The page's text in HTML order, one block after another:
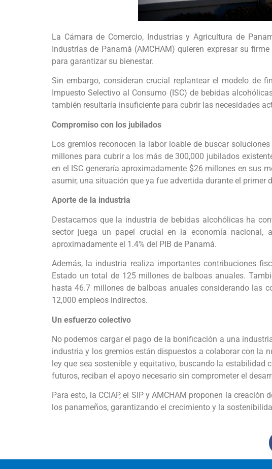
La Cámara de Comercio, Industrias y Agricultura de
Industrias de Panamá (AMCHAM) quieren expresar su
para garantizar su bienestar.
Sin embargo, consideran crucial replantear el modelo de
Impuesto Selectivo al Consumo (ISC) de bebidas
también resultaría insuficiente para cubrir las necesidades
Compromiso con los jubilados
Los gremios reconocen la labor loable de buscar
millones para cubrir a los más de 300,000 jubilados
en el ISC generaría aproximadamente $26 millones en sus
asumir, una situación que ya fue advertida durante el primer
Aporte de la industria
Destacamos que la industria de bebidas alcohólicas ha
sector juega un papel crucial en la economía nacional,
aproximadamente el 1.4% del PIB de Panamá.
Además, la industria realiza importantes contribuciones
Estado un total de 125 millones de balboas anuales.
hasta 46.7 millones de balboas anuales considerando las
12,000 empleos indirectos.
Un esfuerzo colectivo
No podemos cargar el pago de la bonificación a una
industria y los gremios están dispuestos a colaborar con la
ley que sea sostenible y equitativo, buscando la
futuros, reciban el apoyo necesario sin comprometer el
Para esto, la CCIAP, el SIP y AMCHAM proponen la
los panameños, garantizando el crecimiento y la